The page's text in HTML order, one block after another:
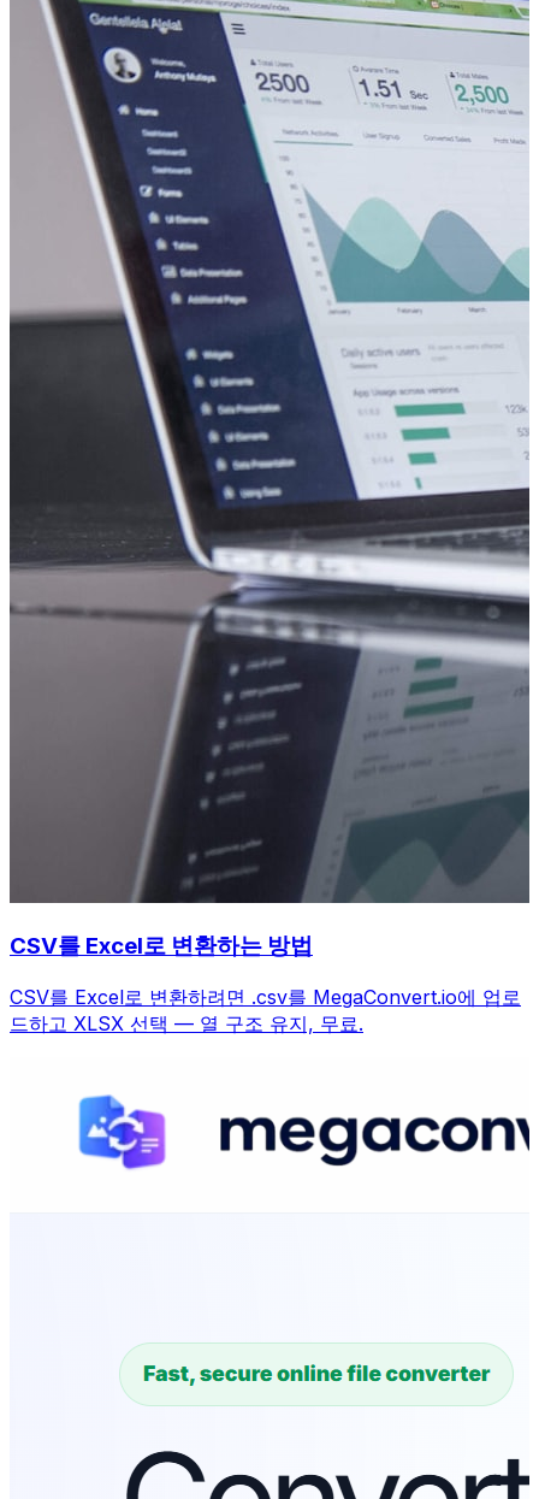
CSV를 Excel로 변환하는 방법
CSV를 Excel로 변환하려면 .csv를 MegaConvert.io에 업로
드하고 XLSX 선택 — 열 구조 유지, 무료.